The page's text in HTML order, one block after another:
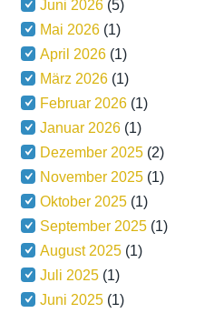
Juni 2026 (5)
Mai 2026 (1)
April 2026 (1)
März 2026 (1)
Februar 2026 (1)
Januar 2026 (1)
Dezember 2025 (2)
November 2025 (1)
Oktober 2025 (1)
September 2025 (1)
August 2025 (1)
Juli 2025 (1)
Juni 2025 (1)